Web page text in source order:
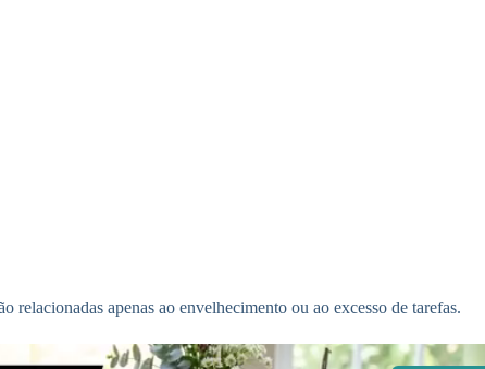
relacionadas apenas ao envelhecimento ou ao excesso de tarefas.